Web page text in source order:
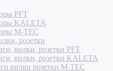
PFT
KALETA
M-TEC
розетки
вилки, розетки PFT
вилки, розетки KALETA
вилки розетки M-TEC